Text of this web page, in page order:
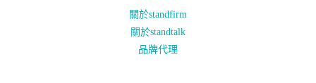
關於standfirm
關於standtalk
品牌代理